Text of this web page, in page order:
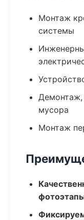
Монтаж
системы
Демонтаж,
мусора
Монтаж